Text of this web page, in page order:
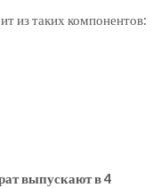
из таких компонентов:
выпускают в 4